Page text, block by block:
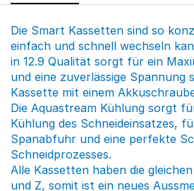
Die Smart Kassetten sind so
einfach und schnell wechseln
in 12.9 Qualität sorgt für ein
und eine zuverlässige Spannung
Kassette mit einem
Die Aquastream Kühlung sorgt
Kühlung des Schneideinsatzes,
Spanabfuhr und eine perfekte
Schneidprozesses.
Alle Kassetten haben die
und Z, somit ist ein neues